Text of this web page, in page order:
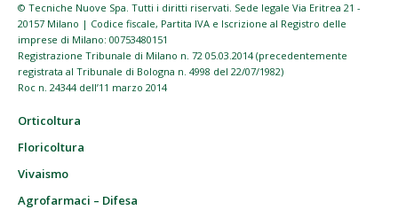
© Tecniche Nuove Spa. Tutti i diritti riservati. Sede legale Via Eritrea 21 -
20157 Milano | Codice fiscale, Partita IVA e Iscrizione al Registro delle
imprese di Milano: 00753480151
Registrazione Tribunale di Milano n. 72 05.03.2014 (precedentemente
registrata al Tribunale di Bologna n. 4998 del 22/07/1982)
Roc n. 24344 dell’11 marzo 2014
Orticoltura
Floricoltura
Vivaismo
Agrofarmaci – Difesa